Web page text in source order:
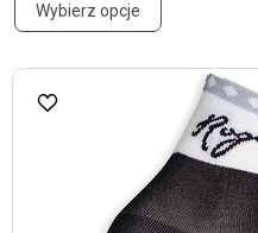
Wybierz opcje